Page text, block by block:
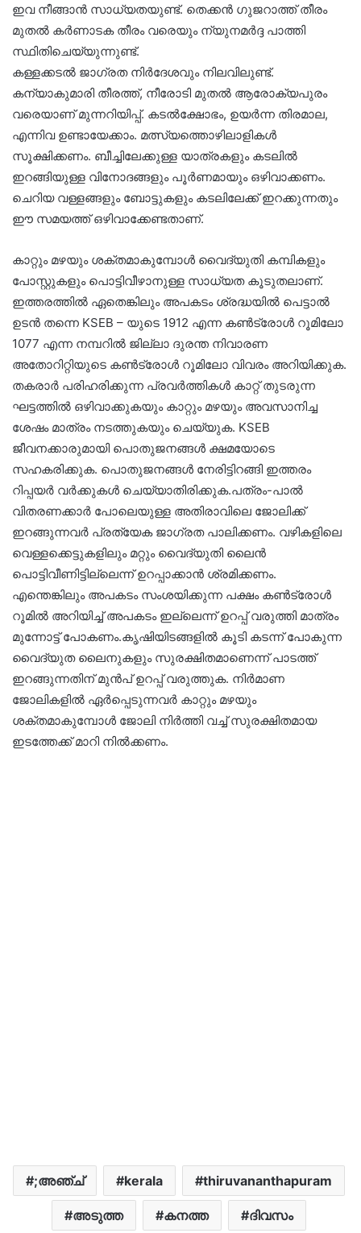
ഇവ നീങ്ങാൻ സാധ്യതയുണ്ട്. തെക്കൻ ഗുജറാത്ത് തീരം
മുതൽ കർണാടക തീരം വരെയും ന്യുനമർദ്ദ പാത്തി
സ്ഥിതിചെയ്യുന്നുണ്ട്.
കള്ളക്കടൽ ജാഗ്രത നിർദേശവും നിലവിലുണ്ട്.
കന്യാകുമാരി തീരത്ത്, നീരോടി മുതൽ ആരോക്യപുരം
വരെയാണ് മുന്നറിയിപ്പ്. കടൽക്ഷോഭം, ഉയർന്ന തിരമാല,
എന്നിവ ഉണ്ടായേക്കാം. മത്സ്യത്തൊഴിലാളികൾ
സൂക്ഷിക്കണം. ബീച്ചിലേക്കുള്ള യാത്രകളും കടലിൽ
ഇറങ്ങിയുള്ള വിനോദങ്ങളും പൂർണമായും ഒഴിവാക്കണം.
ചെറിയ വള്ളങ്ങളും ബോട്ടുകളും കടലിലേക്ക് ഇറക്കുന്നതും
ഈ സമയത്ത് ഒഴിവാക്കേണ്ടതാണ്.
കാറ്റും മഴയും ശക്തമാകുമ്പോൾ വൈദ്യുതി കമ്പികളും
പോസ്റ്റുകളും പൊട്ടിവീഴാനുള്ള സാധ്യത കൂടുതലാണ്.
ഇത്തരത്തിൽ ഏതെങ്കിലും അപകടം ശ്രദ്ധയിൽ പെട്ടാൽ
ഉടൻ തന്നെ KSEB – യുടെ 1912 എന്ന കൺട്രോൾ റൂമിലോ
1077 എന്ന നമ്പറിൽ ജില്ലാ ദുരന്ത നിവാരണ
അതോറിറ്റിയുടെ കൺട്രോൾ റൂമിലോ വിവരം അറിയിക്കുക.
തകരാര്‍ പരിഹരിക്കുന്ന പ്രവർത്തികൾ കാറ്റ് തുടരുന്ന
ഘട്ടത്തിൽ ഒഴിവാക്കുകയും കാറ്റും മഴയും അവസാനിച്ച
ശേഷം മാത്രം നടത്തുകയും ചെയ്യുക. KSEB
ജീവനക്കാരുമായി പൊതുജനങ്ങൾ ക്ഷമയോടെ
സഹകരിക്കുക. പൊതുജനങ്ങൾ നേരിട്ടിറങ്ങി ഇത്തരം
റിപ്പയർ വർക്കുകൾ ചെയ്യാതിരിക്കുക.പത്രം-പാൽ
വിതരണക്കാർ പോലെയുള്ള അതിരാവിലെ ജോലിക്ക്
ഇറങ്ങുന്നവർ പ്രത്യേക ജാഗ്രത പാലിക്കണം. വഴികളിലെ
വെള്ളക്കെട്ടുകളിലും മറ്റും വൈദ്യുതി ലൈൻ
പൊട്ടിവീണിട്ടില്ലെന്ന് ഉറപ്പാക്കാൻ ശ്രമിക്കണം.
എന്തെങ്കിലും അപകടം സംശയിക്കുന്ന പക്ഷം കൺട്രോൾ
റൂമിൽ അറിയിച്ച് അപകടം ഇല്ലെന്ന് ഉറപ്പ് വരുത്തി മാത്രം
മുന്നോട്ട് പോകണം.കൃഷിയിടങ്ങളിൽ കൂടി കടന്ന് പോകുന്ന
വൈദ്യുത ലൈനുകളും സുരക്ഷിതമാണെന്ന് പാടത്ത്
ഇറങ്ങുന്നതിന് മുൻപ് ഉറപ്പ് വരുത്തുക. നിർമാണ
ജോലികളിൽ ഏർപ്പെടുന്നവർ കാറ്റും മഴയും
ശക്തമാകുമ്പോൾ ജോലി നിർത്തി വച്ച് സുരക്ഷിതമായ
ഇടത്തേക്ക് മാറി നിൽക്കണം.
;അഞ്ച് kerala thiruvananthapuram
അടുത്ത കനത്ത ദിവസം